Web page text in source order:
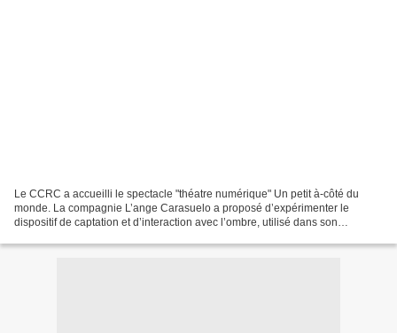
Le CCRC a accueilli le spectacle "théatre numérique" Un petit à-côté du
monde. La compagnie L’ange Carasuelo a proposé d’expérimenter le
dispositif de captation et d’interaction avec l’ombre, utilisé dans son